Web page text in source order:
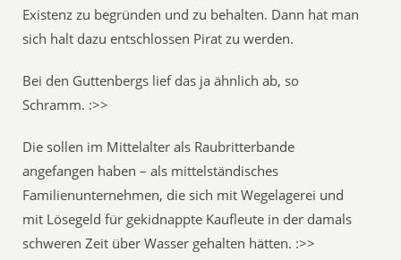
Existenz zu begründen und zu behalten. Dann hat man
sich halt dazu entschlossen Pirat zu werden.
Bei den Guttenbergs lief das ja ähnlich ab, so
Schramm. :>>
Die sollen im Mittelalter als Raubritterbande
angefangen haben – als mittelständisches
Familienunternehmen, die sich mit Wegelagerei und
mit Lösegeld für gekidnappte Kaufleute in der damals
schweren Zeit über Wasser gehalten hätten. :>>